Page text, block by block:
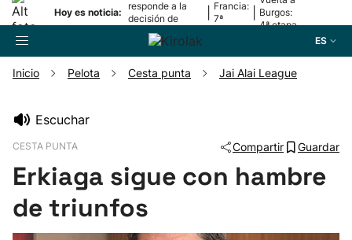
Hoy es noticia:
responde a la
decisión de
Oriamendi
Francia:
7ª
Burgos:
4ª etapa
ES
Pelota
Inicio Pelota Cesta punta Jai Alai League
Escuchar
CESTA PUNTA Compartir Guardar
Erkiaga sigue con hambre
de triunfos